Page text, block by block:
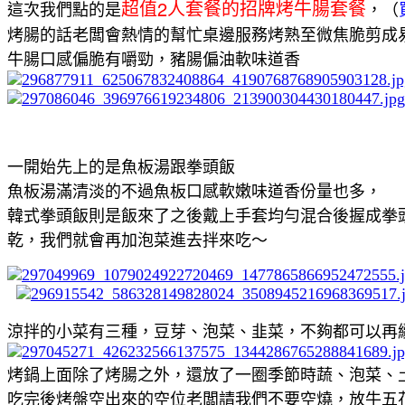
這次我們點的是超值2人套餐的招牌烤牛腸套餐 ，（
烤腸的話老闆會熱情的幫忙桌邊服務烤熟至微焦脆剪
牛腸口感偏脆有嚼勁，豬腸偏油軟味道香
一開始先上的是魚板湯跟拳頭飯
魚板湯滿清淡的不過魚板口感軟嫩味道香份量也多，
韓式拳頭飯則是飯來了之後戴上手套均勻混合後握成
乾，我們就會再加泡菜進去拌來吃～
涼拌的小菜有三種，豆芽、泡菜、韭菜，不夠都可以
烤鍋上面除了烤腸之外，還放了一圈季節時蔬、泡菜
吃完後烤盤空出來的空位老闆請我們不要空燒，放牛